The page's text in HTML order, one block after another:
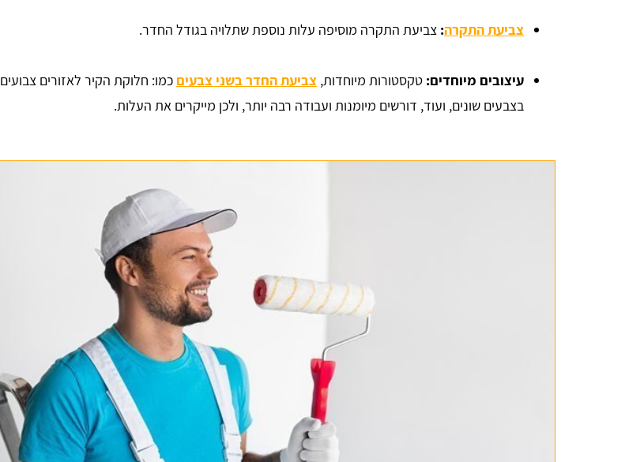
צביעת התקרה: צביעת התקרה מוסיפה עלות נוספת שתלויה בגודל החדר.
עיצובים מיוחדים: טקסטורות מיוחדות, צביעת החדר בשני צבעים כמו: חלוקת הקיר לאזורים צבועים
בצבעים שונים, ועוד, דורשים מיומנות ועבודה רבה יותר, ולכן מייקרים את העלות.